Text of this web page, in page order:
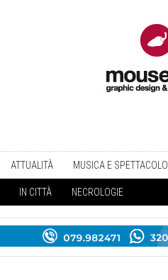
ATTUALITÀ MUSICA E SPETTACOLO
IN CITTÀ NECROLOGIE